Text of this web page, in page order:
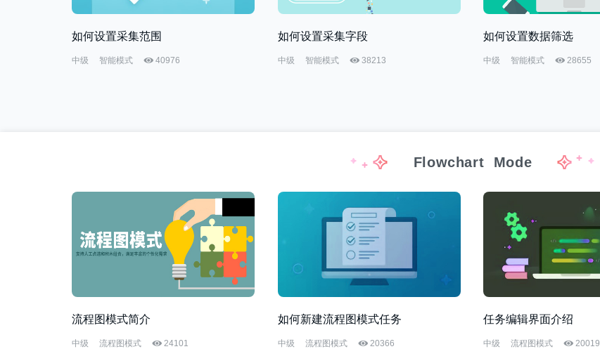
如何设置采集范围
中级 智能模式 40976
如何设置采集字段
中级 智能模式 38213
如何设置数据筛选
中级 智能模式 28655
Flowchart Mode
流程图模式简介
中级 流程图模式 24101
如何新建流程图模式任务
中级 流程图模式 20366
任务编辑界面介绍
中级 流程图模式 20019